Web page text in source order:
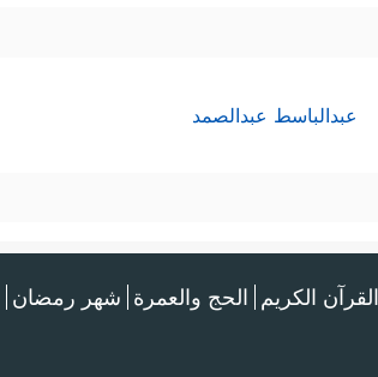
عبدالباسط عبدالصمد
القرآن الكريم الحج والعمرة شهر رمضان